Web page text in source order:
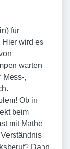
für
Hier wird es
warten
Mess-,
Ob in
beim
mit Mathe
Dann